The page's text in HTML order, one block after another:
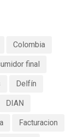
Colombia
final
Delfín
DIAN
Facturacion